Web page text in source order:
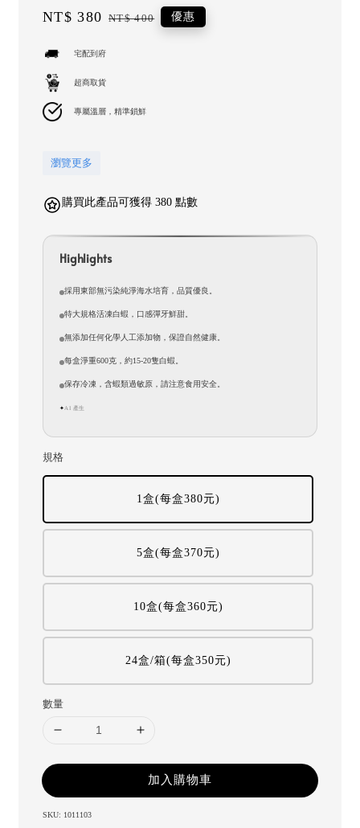
Sale
NT$ 380 Regular
NT$ 400 優惠
宅配到府
超商取貨
專屬溫層，精準鎖鮮
瀏覽更多
購買此產品可獲得 380 點數
Highlights
採用東部無污染純淨海水培育，品質優良。
特大規格活凍白蝦，口感彈牙鮮甜。
無添加任何化學人工添加物，保證自然健康。
每盒淨重600克，約15-20隻白蝦。
保存冷凍，含蝦類過敏原，請注意食用安全。
✦AI 產生
規格
1盒(每盒380元)
5盒(每盒370元)
10盒(每盒360元)
24盒/箱(每盒350元)
數量
加入購物車
SKU: 1011103